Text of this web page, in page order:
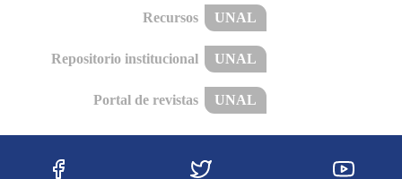
Recursos UNAL
Repositorio institucional UNAL
Portal de revistas UNAL